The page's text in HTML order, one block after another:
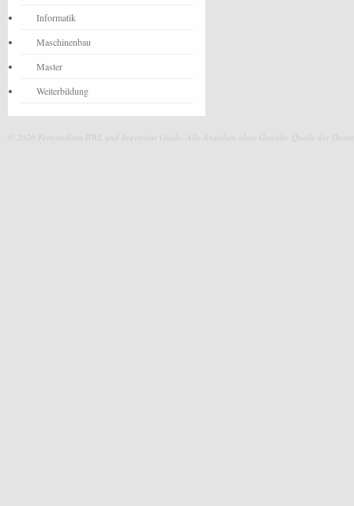
Informatik
Maschinenbau
Master
Weiterbildung
© 2026 Fernstudium BWL und Ingenieur Guide. Alle Angaben ohne Gewähr. Quelle der